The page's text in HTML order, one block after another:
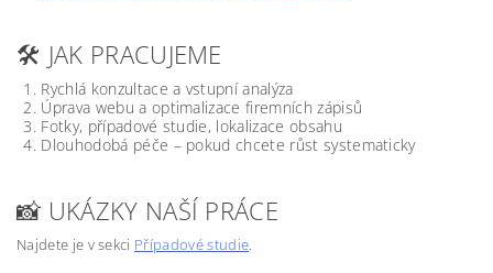
🛠️ JAK PRACUJEME
Rychlá konzultace a vstupní analýza
Úprava webu a optimalizace firemních zápisů
Fotky, případové studie, lokalizace obsahu
Dlouhodobá péče – pokud chcete růst systematicky
📸 UKÁZKY NAŠÍ PRÁCE
Najdete je v sekci Případové studie.